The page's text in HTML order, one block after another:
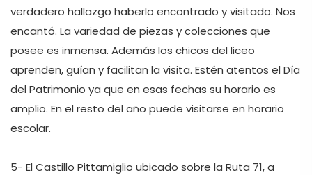
verdadero hallazgo haberlo encontrado y visitado. Nos
encantó. La variedad de piezas y colecciones que
posee es inmensa. Además los chicos del liceo
aprenden, guían y facilitan la visita. Estén atentos el Día
del Patrimonio ya que en esas fechas su horario es
amplio. En el resto del año puede visitarse en horario
escolar.
5- El Castillo Pittamiglio ubicado sobre la Ruta 71, a